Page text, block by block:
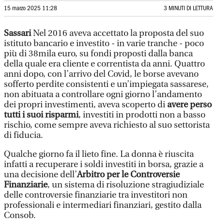
15 marzo 2025 11:28 3 MINUTI DI LETTURA
SassariNel 2016 aveva accettato la proposta del suo
istituto bancario e investito - in varie tranche - poco
più di 38mila euro, su fondi proposti dalla banca
della quale era cliente e correntista da anni. Quattro
anni dopo, con l’arrivo del Covid, le borse avevano
sofferto perdite consistenti e un’impiegata sassarese,
non abituata a controllare ogni giorno l’andamento
dei propri investimenti, aveva scoperto di avere perso
tutti i suoi risparmi, investiti in prodotti non a basso
rischio, come sempre aveva richiesto al suo settorista
di fiducia.
Qualche giorno fa il lieto fine. La donna è riuscita
infatti a recuperare i soldi investiti in borsa, grazie a
una decisione dell’Arbitro per le Controversie
Finanziarie, un sistema di risoluzione stragiudiziale
delle controversie finanziarie tra investitori non
professionali e intermediari finanziari, gestito dalla
Consob.